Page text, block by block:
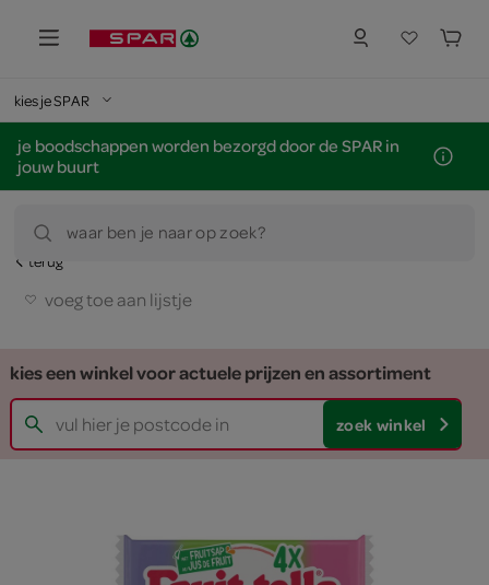
kies je SPAR
je boodschappen worden bezorgd door de SPAR in
jouw buurt
waar ben je naar op zoek?
terug
voeg toe aan lijstje
kies een winkel voor actuele prijzen en assortiment
zoek winkel